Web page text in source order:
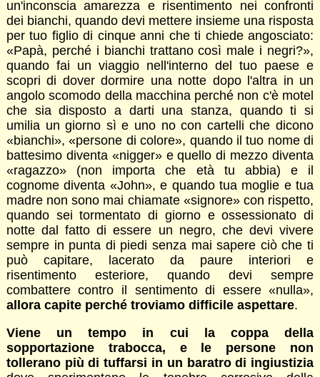
un'inconscia amarezza e risentimento nei confronti
dei bianchi, quando devi mettere insieme una risposta
per tuo figlio di cinque anni che ti chiede angosciato:
«Papà, perché i bianchi trattano così male i negri?»,
quando fai un viaggio nell'interno del tuo paese e
scopri di dover dormire una notte dopo l'altra in un
angolo scomodo della macchina perché non c'è motel
che sia disposto a darti una stanza, quando ti si
umilia un giorno sì e uno no con cartelli che dicono
«bianchi», «persone di colore», quando il tuo nome di
battesimo diventa «nigger» e quello di mezzo diventa
«ragazzo» (non importa che età tu abbia) e il
cognome diventa «John», e quando tua moglie e tua
madre non sono mai chiamate «signore» con rispetto,
quando sei tormentato di giorno e ossessionato di
notte dal fatto di essere un negro, che devi vivere
sempre in punta di piedi senza mai sapere ciò che ti
può capitare, lacerato da paure interiori e
risentimento esteriore, quando devi sempre
combattere contro il sentimento di essere «nulla»,
allora capite perché troviamo difficile aspettare.
Viene un tempo in cui la coppa della
sopportazione trabocca, e le persone non
tollerano più di tuffarsi in un baratro di ingiustizia